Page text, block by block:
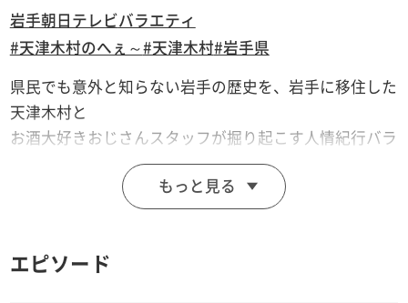
岩手朝日テレビバラエティ
#天津木村のへぇ～#天津木村#岩手県
県民でも意外と知らない岩手の歴史を、岩手に移住した
天津木村と
お酒大好きおじさんスタッフが掘り起こす人情紀行バラ
思わず「へぇ～」と言ってしまうこと「あると思いま
再編集したものです。
もっと見る
エピソード